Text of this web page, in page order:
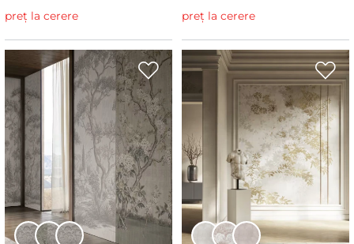
preț la cerere preț la cerere